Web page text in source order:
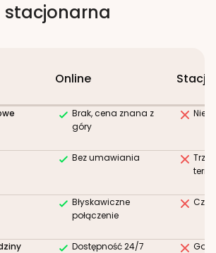
stacjonarna
Online
Brak, cena znana z
góry
Bez umawiania
Błyskawiczne
połączenie
Dostępność 24/7